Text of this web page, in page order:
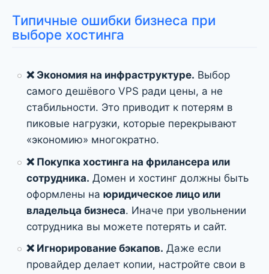
Типичные ошибки бизнеса при
выборе хостинга
❌ Экономия на инфраструктуре. Выбор
самого дешёвого VPS ради цены, а не
стабильности. Это приводит к потерям в
пиковые нагрузки, которые перекрывают
«экономию» многократно.
❌ Покупка хостинга на фрилансера или
сотрудника. Домен и хостинг должны быть
оформлены на юридическое лицо или
владельца бизнеса. Иначе при увольнении
сотрудника вы можете потерять и сайт.
❌ Игнорирование бэкапов. Даже если
провайдер делает копии, настройте свои в